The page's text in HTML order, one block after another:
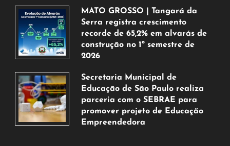
de
agosto
de
2026
MATO GROSSO | Tangará da
Serra registra crescimento
recorde de 65,2% em alvarás de
construção no 1º semestre de
2026
de
agosto
de
2026
Secretaria Municipal de
Educação de São Paulo realiza
parceria com o SEBRAE para
promover projeto de Educação
Empreendedora